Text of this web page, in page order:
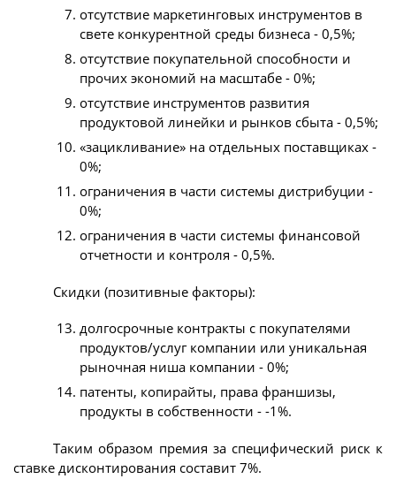
отсутствие маркетинговых инструментов в
свете конкурентной среды бизнеса - 0,5%;
отсутствие покупательной способности и
прочих экономий на масштабе - 0%;
отсутствие инструментов развития
продуктовой линейки и рынков сбыта - 0,5%;
«зацикливание» на отдельных поставщиках -
0%;
ограничения в части системы дистрибуции -
0%;
ограничения в части системы финансовой
отчетности и контроля - 0,5%.
Скидки (позитивные факторы):
долгосрочные контракты с покупателями
продуктов/услуг компании или уникальная
рыночная ниша компании - 0%;
патенты, копирайты, права франшизы,
продукты в собственности - -1%.
Таким образом премия за специфический риск к
ставке дисконтирования составит 7%.